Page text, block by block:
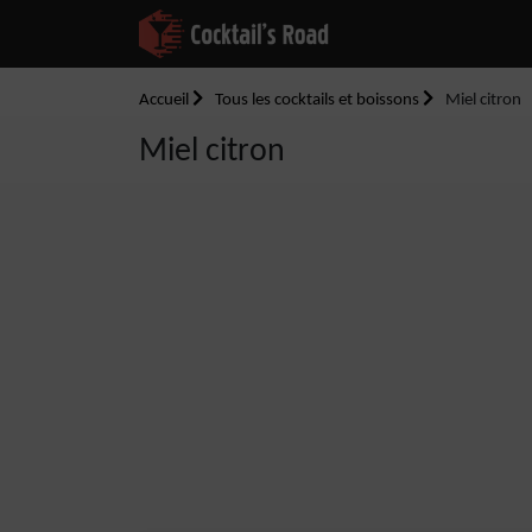
Accueil Tous les cocktails et boissons Miel citron
Miel citron